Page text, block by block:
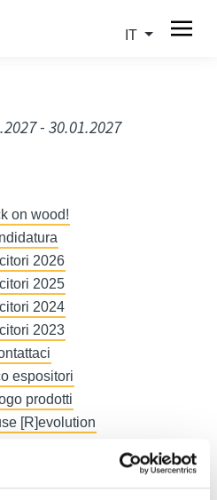
IT
- 30.01.2027
on wood!
2026
2025
2024
2023
espositori
prodotti
[R]evolution
e logistica